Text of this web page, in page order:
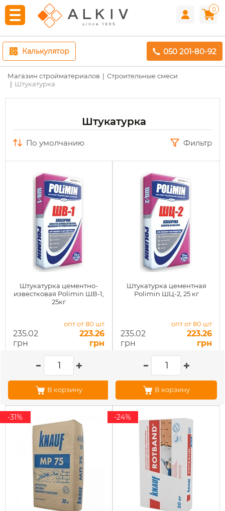
0
Калькулятор 050 201-80-92
Магазин стройматериалов
Строительные смеси
Штукатурка
Штукатурка
по умолчанию Фильтр
Штукатурка цементно-
известковая Polimin ШВ-1,
25кг
235.02
грн
опт от 80 шт
223.26
грн
В корзину
Штукатурка цементная
Polimin ШЦ-2, 25 кг
235.02
грн
опт от 80 шт
223.26
грн
В корзину
-31% -24%